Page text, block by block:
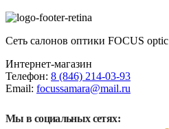
Сеть салонов оптики FOCUS optic
Интернет-магазин
Телефон: 8 (846) 214-03-93
Email: focussamara@mail.ru
Мы в социальных сетях: